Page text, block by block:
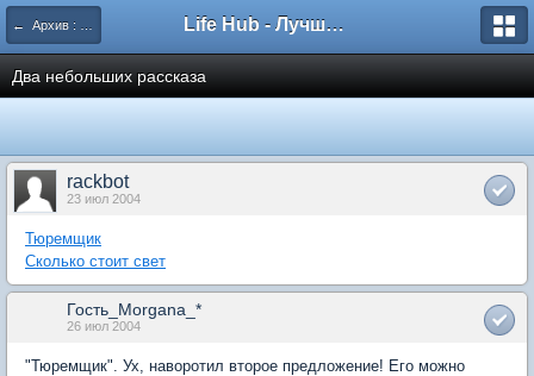
← Архив : ЗОМП Life Hub - Лучшие компьютерные игры мира
Два небольших рассказа
rackbot
23 июл 2004
Тюремщик
Сколько стоит свет
Гость_Morgana_*
26 июл 2004
"Тюремщик". Ух, наворотил второе предложение! Его можно